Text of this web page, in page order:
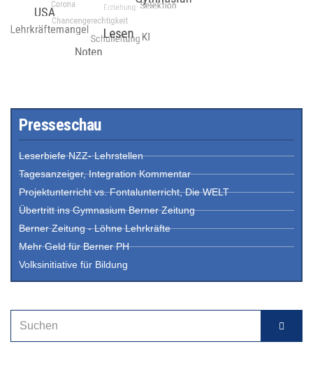
Presseschau
Leserbiefe NZZ- Lehrstellen
Tagesanzeiger, Integration Kommentar
Projektunterricht vs. Fontalunterricht, Die WELT
Übertritt ins Gymnasium Berner Zeitung
Berner Zeitung - Löhne Lehrkräfte
Mehr Geld für Berner PH
Volksinitiative für Bildung